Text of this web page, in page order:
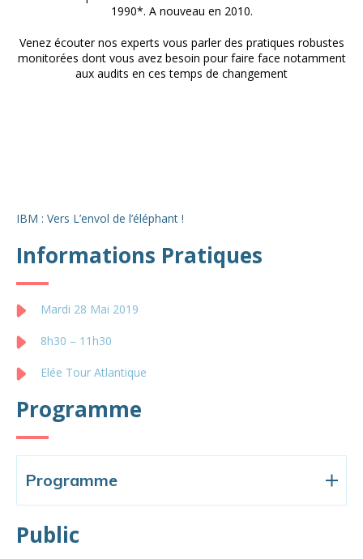
1990*. A nouveau en 2010.
Venez écouter nos experts vous parler des pratiques robustes
monitorées dont vous avez besoin pour faire face notamment
aux audits en ces temps de changement
IBM : Vers L’envol de l’éléphant !
Informations Pratiques
Mardi 28 Mai 2019
8h30 – 11h30
Elée Tour Atlantique
Programme
Programme
Public